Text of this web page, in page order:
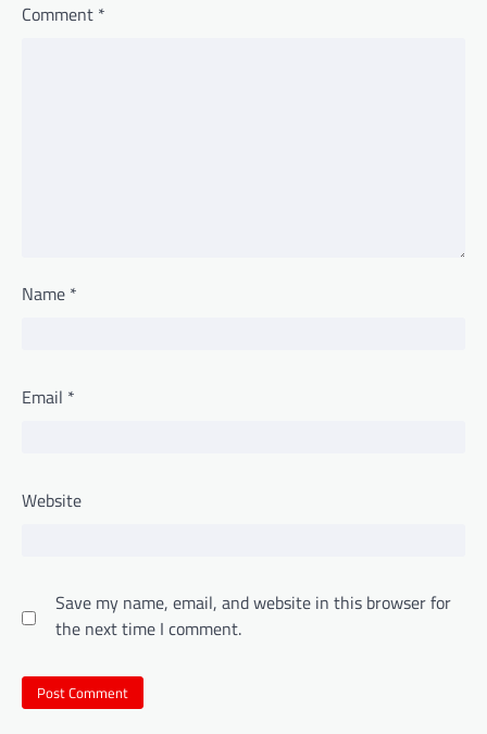
Comment *
Name *
Email *
Website
Save my name, email, and website in this browser for
the next time I comment.